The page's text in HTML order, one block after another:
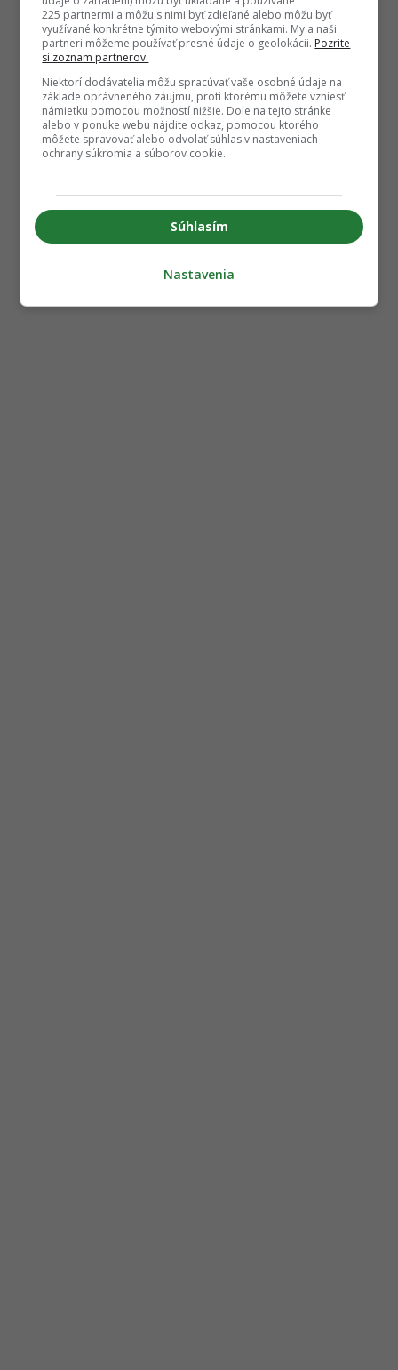
225 partnermi a môžu s nimi byť zdieľané alebo môžu byť
využívané konkrétne týmito webovými stránkami. My a naši
partneri môžeme používať presné údaje o geolokácii. Pozrite
si zoznam partnerov.
Niektorí dodávatelia môžu spracúvať vaše osobné údaje na
základe oprávneného záujmu, proti ktorému môžete vzniesť
námietku pomocou možností nižšie. Dole na tejto stránke
alebo v ponuke webu nájdite odkaz, pomocou ktorého
môžete spravovať alebo odvolať súhlas v nastaveniach
ochrany súkromia a súborov cookie.
Súhlasím
Nastavenia